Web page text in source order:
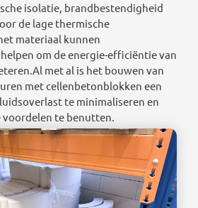
isolatie, brandbestendigheid
de lage thermische
materiaal kunnen
om de energie-efficiëntie van
met al is het bouwen van
met cellenbetonblokken een
te minimaliseren en
te benutten.